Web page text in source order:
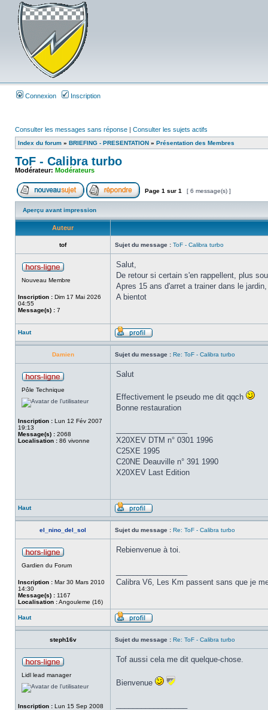
Connexion Inscription
Consulter les messages sans réponse | Consulter les sujets actifs
Index du forum » BRIEFING - PRESENTATION » Présentation des Membres
ToF - Calibra turbo
Modérateur: Modérateurs
Page 1 sur 1 [ 6 message(s) ]
Aperçu avant impression
Auteur
tof Sujet du message : ToF - Calibra turbo
Nouveau Membre
Inscription : Dim 17 Mai 2026
04:55
Message(s) : 7
Salut,
De retour si certain s'en rappellent, plus
Apres 15 ans d'arret a trainer dans le
A bientot
Haut
Damien Sujet du message : Re: ToF - Calibra turbo
Pôle Technique
Inscription : Lun 12 Fév 2007
19:13
Message(s) : 2068
Localisation : 86 vivonne
Salut
Effectivement le pseudo me dit qqch
Bonne restauration
X20XEV DTM n° 0301 1996
C25XE 1995
C20NE Deauville n° 391 1990
X20XEV Last Edition
Haut
el_nino_del_sol Sujet du message : Re: ToF - Calibra turbo
Gardien du Forum
Inscription : Mar 30 Mars 2010
14:30
Message(s) : 1167
Localisation :Angouleme (16)
Rebienvenue à toi.
Calibra V6, Les Km passent sans que je
Haut
steph16v Sujet du message : Re: ToF - Calibra turbo
Lidl lead manager
Inscription : Lun 15 Sep 2008
Tof aussi cela me dit quelque-chose.
Bienvenue